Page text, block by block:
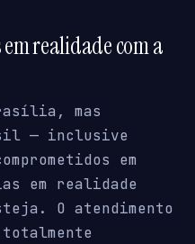
realidade com a
mas
— inclusive
em
em realidade
O atendimento